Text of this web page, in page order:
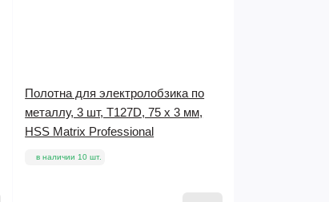
Полотна для электролобзика по
металлу, 3 шт, T127D, 75 х 3 мм,
HSS Matrix Professional
в наличии 10 шт.